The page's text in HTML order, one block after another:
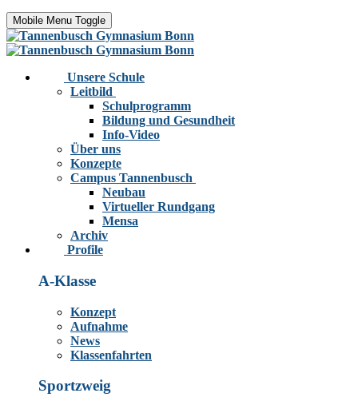
Mobile Menu Toggle
Unsere Schule
Leitbild
Schulprogramm
Bildung und Gesundheit
Info-Video
Über uns
Konzepte
Campus Tannenbusch
Neubau
Virtueller Rundgang
Mensa
Archiv
Profile
A-Klasse
Konzept
Aufnahme
News
Klassenfahrten
Sportzweig